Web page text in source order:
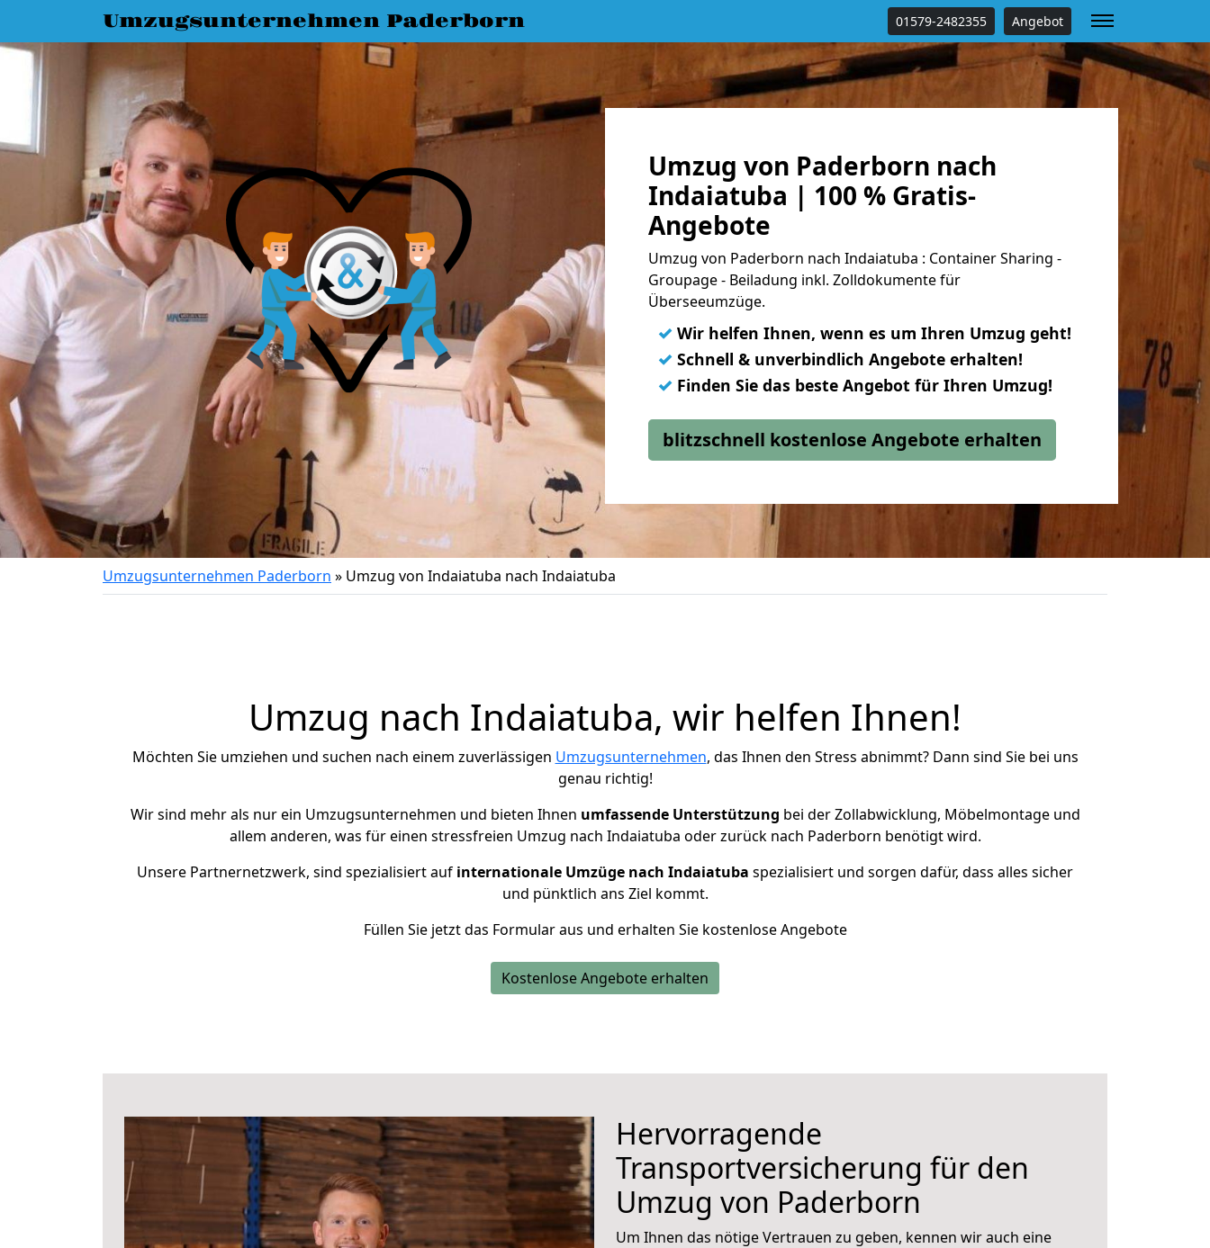
Umzugsunternehmen Paderborn 01579-2482355 Angebot
Umzug von Paderborn nach
Indaiatuba | 100 % Gratis-
Angebote
Umzug von Paderborn nach Indaiatuba : Container Sharing -
Groupage - Beiladung inkl. Zolldokumente für
Überseeumzüge.
✓ Wir helfen Ihnen, wenn es um Ihren Umzug geht!
✓ Schnell & unverbindlich Angebote erhalten!
✓ Finden Sie das beste Angebot für Ihren Umzug!
blitzschnell kostenlose Angebote erhalten
Umzugsunternehmen Paderborn » Umzug von Indaiatuba nach Indaiatuba
Umzug nach Indaiatuba, wir helfen Ihnen!
Möchten Sie umziehen und suchen nach einem zuverlässigen Umzugsunternehmen, das Ihnen den Stress abnimmt? Dann sind Sie bei uns
genau richtig!
Wir sind mehr als nur ein Umzugsunternehmen und bieten Ihnen umfassende Unterstützung bei der Zollabwicklung, Möbelmontage und
allem anderen, was für einen stressfreien Umzug nach Indaiatuba oder zurück nach Paderborn benötigt wird.
Unsere Partnernetzwerk, sind spezialisiert auf internationale Umzüge nach Indaiatuba spezialisiert und sorgen dafür, dass alles sicher
und pünktlich ans Ziel kommt.
Füllen Sie jetzt das Formular aus und erhalten Sie kostenlose Angebote
Kostenlose Angebote erhalten
Hervorragende
Transportversicherung für den
Umzug von Paderborn
Um Ihnen das nötige Vertrauen zu geben, kennen wir auch eine